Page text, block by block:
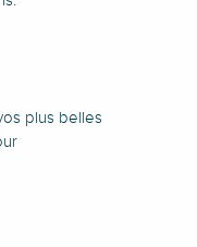
plus belles